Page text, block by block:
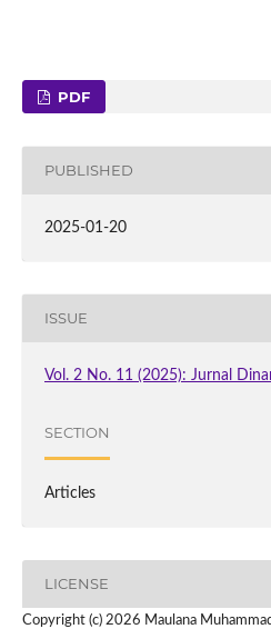
PDF
PUBLISHED
2025-01-20
ISSUE
Vol. 2 No. 11 (2025): Jurnal
SECTION
Articles
LICENSE
Copyright (c) 2026 Maulana